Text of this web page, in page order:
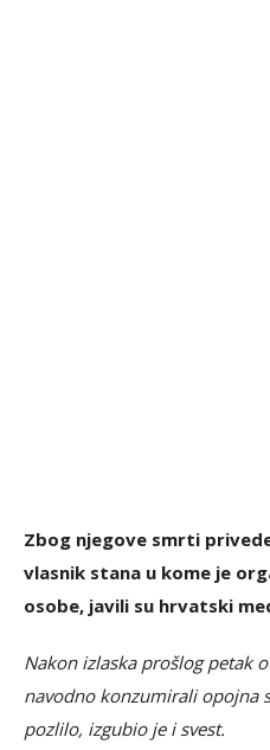
Zbog njegove smrti
vlasnik stana u kome je
osobe, javili su hrvatski
Nakon izlaska prošlog petak
navodno konzumirali opojna
pozlilo, izgubio je i svest.